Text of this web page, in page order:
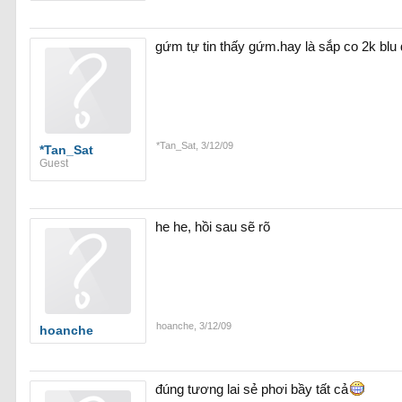
*Tan_Sat
Guest
gứm tự tin thấy gứm.hay là sắp co 2k blu
*Tan_Sat 3/12/09
hoanche
he he, hồi sau sẽ rõ
hoanche 3/12/09
đúng tương lai sẻ phơi bầy tất cả